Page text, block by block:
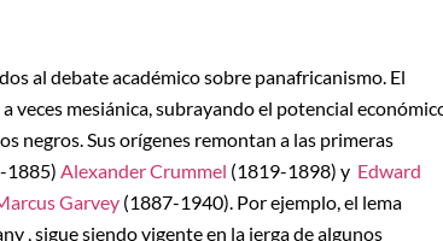
al debate académico sobre panafricanismo. El
mesiánica, subrayando el potencial
negros. Sus orígenes remontan a las primeras
1885) Alexander Crummel (1819-1898) y Edward
Garvey (1887-1940). Por ejemplo, el lema
, sigue siendo vigente en la jerga de algunos